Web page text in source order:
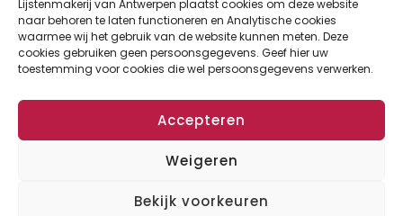
Lijstenmakerij van Antwerpen plaatst cookies om deze website
naar behoren te laten functioneren en Analytische cookies
waarmee wij het gebruik van de website kunnen meten. Deze
cookies gebruiken geen persoonsgegevens. Geef hier uw
toestemming voor cookies die wel persoonsgegevens verwerken.
Accepteren
Weigeren
Bekijk voorkeuren
Home
Over ons
Diensten
Lijstenmakerij
Shop
Shop
Mijn account
Winkelmand
Checkout
Algemene VoorwaardenDisclaimerPrivacy Verklaring